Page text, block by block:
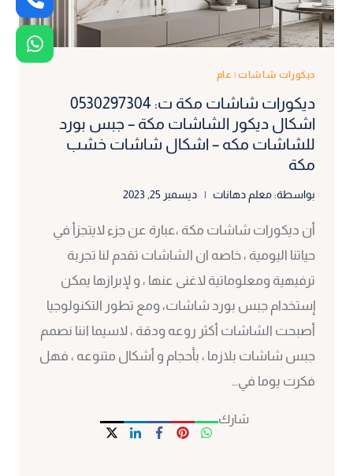
تلفزيون
مكة
ديكورات شاشات| عام
ديكورات شاشات مكة ت: 0530297304
اشكال ديكور الشاشات مكة – جبس بورد
للشاشات مكه – اشكال شاشات خشب
مكة
بواسطة: معلم دهانات ديسمبر 25, 2023
أن ديكورات شاشات مكة ،عبارة عن جزء لايتجزأ في
حياتنا اليومية ، خاصه ان الشاشات تقدم لنا تجربة
ترفيهية ومعلوماتية لاغنى عنها ، و لإبرازها يمكن
إستخدام جبس بورد شاشات، ومع تطور التكنولوجيا
أصبحت الشاشات أكثر روعه ودقة ، لاسيما اننا نصمم
جبس شاشات بلازما ، بأحجام و أشكال متنوعه ، فهل
فكرت يوما في…
شارك